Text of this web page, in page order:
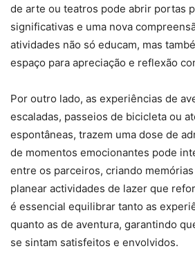
de arte ou teatros pode abrir portas
significativas e uma nova
atividades não só educam, mas
espaço para apreciação e reflexão
Por outro lado, as experiências de
escaladas, passeios de bicicleta ou
espontâneas, trazem uma dose de
de momentos emocionantes pode
entre os parceiros, criando
planear actividades de lazer que
é essencial equilibrar tanto as
quanto as de aventura, garantindo
se sintam satisfeitos e envolvidos.